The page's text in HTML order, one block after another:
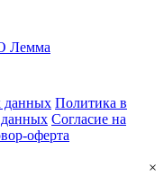
Лемма
данных Политика в
Согласие на
оферта
×